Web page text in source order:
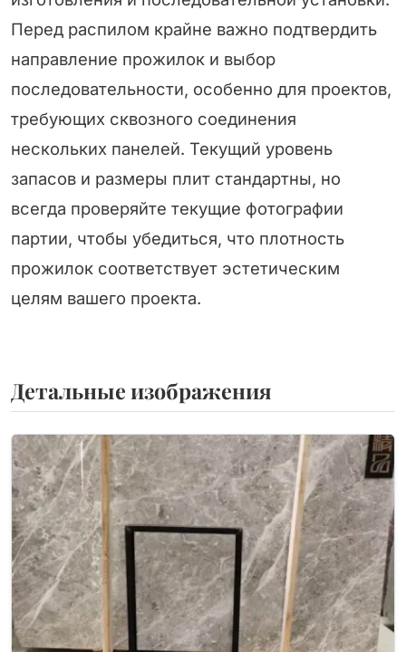
Перед распилом крайне важно подтвердить
направление прожилок и выбор
последовательности, особенно для проектов,
требующих сквозного соединения
нескольких панелей. Текущий уровень
запасов и размеры плит стандартны, но
всегда проверяйте текущие фотографии
партии, чтобы убедиться, что плотность
прожилок соответствует эстетическим
целям вашего проекта.
Детальные изображения